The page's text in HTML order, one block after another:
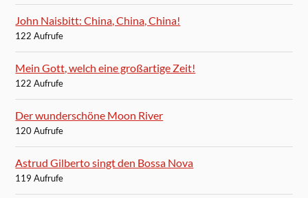
John Naisbitt: China, China, China!
122 Aufrufe
Mein Gott, welch eine großartige Zeit!
122 Aufrufe
Der wunderschöne Moon River
120 Aufrufe
Astrud Gilberto singt den Bossa Nova
119 Aufrufe